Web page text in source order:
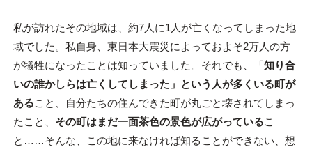
私が訪れたその地域は、約7人に1人が亡くなってしまった地
域でした。私自身、東日本大震災によっておよそ2万人の方
が犠牲になったことは知っていました。それでも、「知り合
いの誰かしらは亡くしてしまった」という人が多くいる町が
あること、自分たちの住んできた町が丸ごと壊されてしまっ
たこと、 その町はまだ一面茶色の景色が広がっているこ
と……そんな、この地に来なければ知ることができない、想